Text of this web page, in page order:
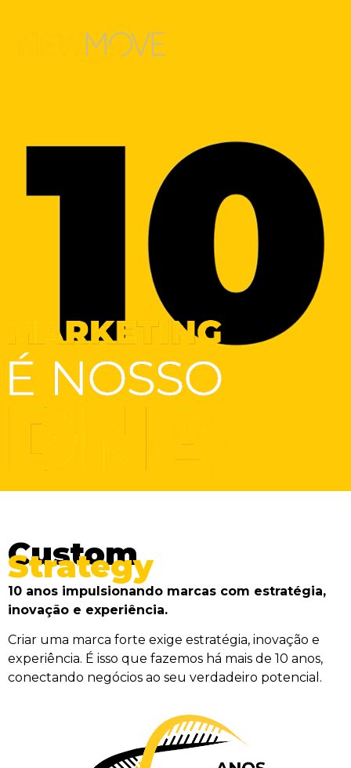
Custom
Strategy
10 anos impulsionando marcas com estratégia,
inovação e experiência.
Criar uma marca forte exige estratégia, inovação e
experiência. É isso que fazemos há mais de 10 anos,
conectando negócios ao seu verdadeiro potencial.